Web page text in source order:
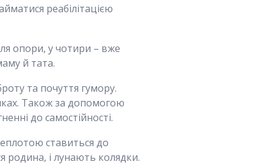
реабілітацією
опори, у чотири – вже
й тата.
та почуття гумору.
Також за допомогою
до самостійності.
ставиться до
родина, і лунають колядки.